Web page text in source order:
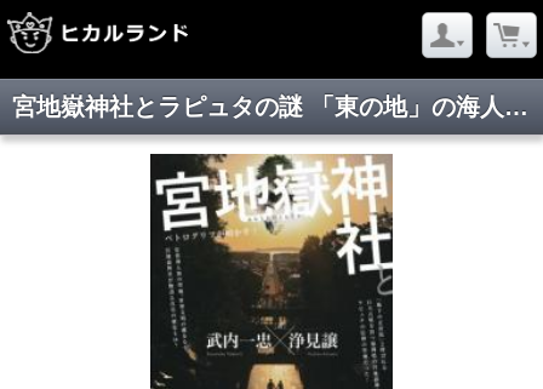
宮地嶽神社とラピュタの謎 「東の地」の海人族と世界交流